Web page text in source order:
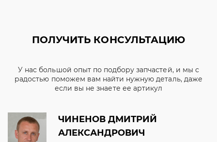
ПОЛУЧИТЬ КОНСУЛЬТАЦИЮ
У нас большой опыт по подбору запчастей, и мы с
радостью поможем вам найти нужную деталь, даже
если вы не знаете ее артикул
ЧИНЕНОВ ДМИТРИЙ
АЛЕКСАНДРОВИЧ